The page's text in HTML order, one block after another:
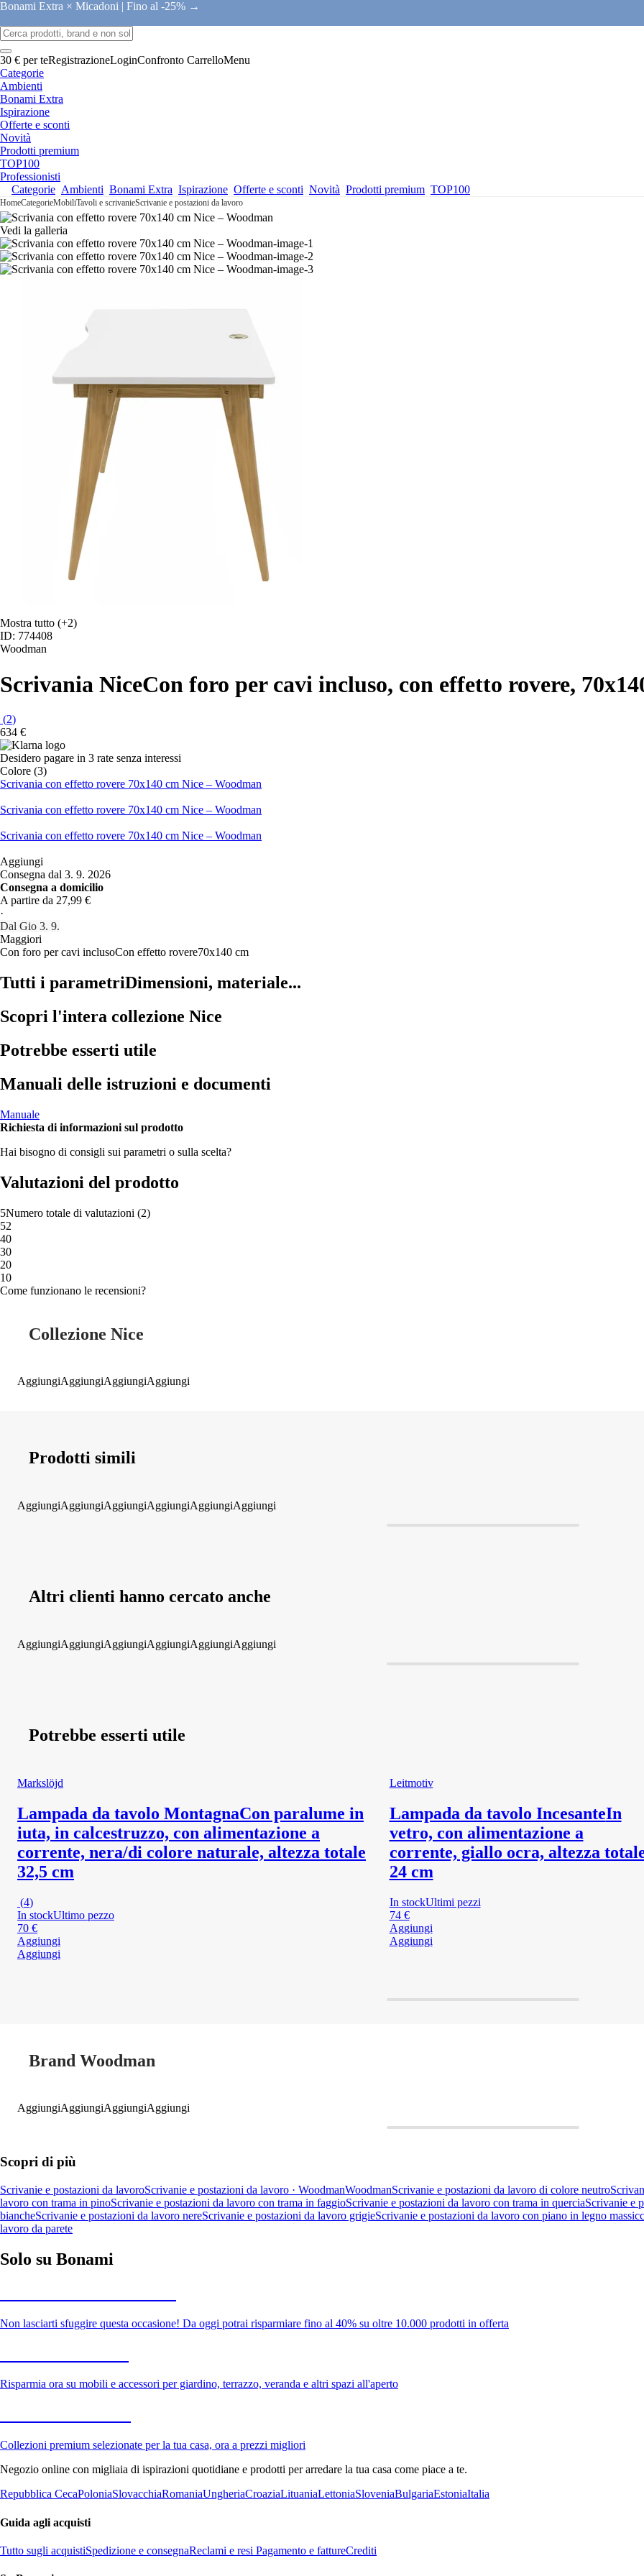
Bonami Extra × Micadoni | Fino al -25% →
30 € per teRegistrazioneLoginConfronto CarrelloMenu
Categorie
Ambienti
Bonami Extra
Ispirazione
Offerte e sconti
Novità
Prodotti premium
TOP100
Professionisti
Categorie Ambienti Bonami Extra Ispirazione Offerte e sconti Novità Prodotti premium TOP100
HomeCategorieMobiliTavoli e scrivanieScrivanie e postazioni da lavoro
Vedi la galleria
Mostra tutto (+2)
ID: 774408
Woodman
Scrivania NiceCon foro per cavi incluso, con effetto rovere,
(2)
634 €
Desidero pagare in 3 rate senza interessi
Colore (3)
Scrivania con effetto rovere 70x140 cm Nice – Woodman
Scrivania con effetto rovere 70x140 cm Nice – Woodman
Scrivania con effetto rovere 70x140 cm Nice – Woodman
Aggiungi
Consegna dal 3. 9. 2026
Consegna a domicilio
A partire da 27,99 €
·
Dal Gio 3. 9.
Maggiori
Con foro per cavi inclusoCon effetto rovere70x140 cm
Tutti i parametriDimensioni, materiale...
Scopri l'intera collezione Nice
Potrebbe esserti utile
Manuali delle istruzioni e documenti
Manuale
Richiesta di informazioni sul prodotto
Hai bisogno di consigli sui parametri o sulla scelta?
Valutazioni del prodotto
5Numero totale di valutazioni (2)
52
40
30
20
10
Come funzionano le recensioni?
Collezione Nice
AggiungiAggiungiAggiungiAggiungi
Prodotti simili
AggiungiAggiungiAggiungiAggiungiAggiungiAggiungi
Altri clienti hanno cercato anche
AggiungiAggiungiAggiungiAggiungiAggiungiAggiungi
Potrebbe esserti utile
Markslöjd
Lampada da tavolo MontagnaCon paralume in
iuta, in calcestruzzo, con alimentazione a
corrente, nera/di colore naturale, altezza totale
32,5 cm
(4)
In stockUltimo pezzo
70 €
Aggiungi
Aggiungi
Leitmotiv
Lampada da tavolo IncesanteIn
vetro, con alimentazione a
corrente, giallo ocra, altezza
24 cm
In stockUltimi pezzi
74 €
Aggiungi
Aggiungi
Brand Woodman
AggiungiAggiungiAggiungiAggiungi
Scopri di più
Scrivanie e postazioni da lavoroScrivanie e postazioni da lavoro · WoodmanWoodmanScrivanie e postazioni da lavoro di colore neutro
lavoro con trama in pinoScrivanie e postazioni da lavoro con trama in faggioScrivanie e postazioni da lavoro con trama in querciaScrivanie e
biancheScrivanie e postazioni da lavoro nereScrivanie e postazioni da lavoro grigieScrivanie e postazioni da lavoro con piano in legno
lavoro da parete
Solo su Bonami
Non lasciarti sfuggire questa occasione! Da oggi potrai risparmiare fino al 40% su oltre 10.000 prodotti in offerta
Risparmia ora su mobili e accessori per giardino, terrazzo, veranda e altri spazi all'aperto
Collezioni premium selezionate per la tua casa, ora a prezzi migliori
Negozio online con migliaia di ispirazioni quotidiane e prodotti per arredare la tua casa come piace a te.
Repubblica CecaPoloniaSlovacchiaRomaniaUngheriaCroaziaLituaniaLettoniaSloveniaBulgariaEstoniaItalia
Guida agli acquisti
Tutto sugli acquistiSpedizione e consegnaReclami e resi Pagamento e fattureCrediti